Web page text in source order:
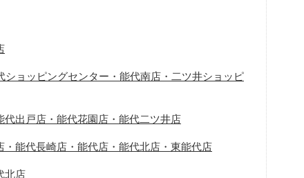
ショッピングセンター・能代南店・二ツ井ショッピ
代出戸店・能代花園店・能代二ツ井店
・能代長崎店・能代店・能代北店・東能代店
北店